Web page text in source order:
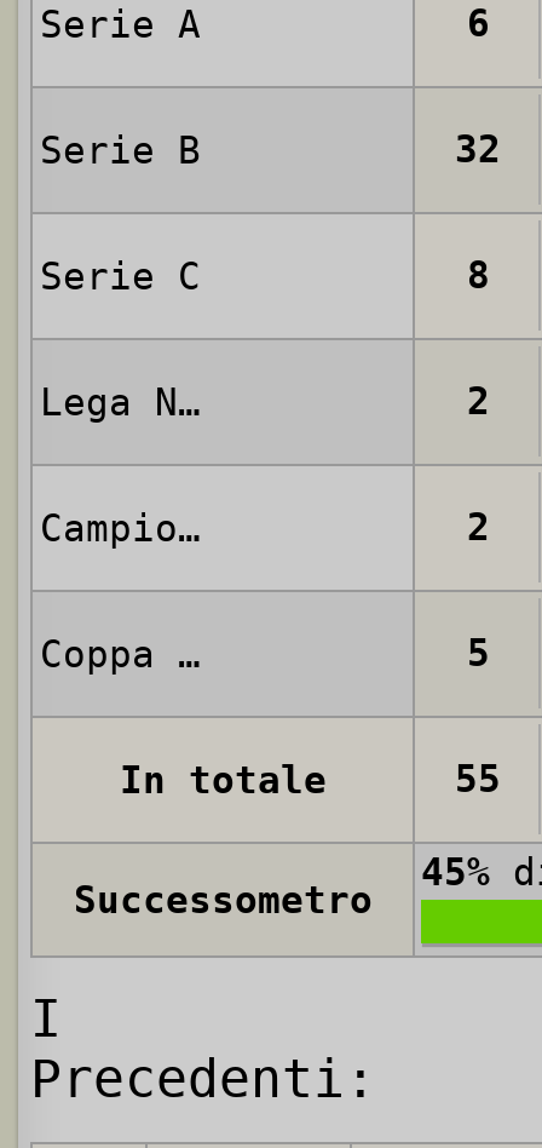
Serie A 6
Serie B 32
Serie C 8
Lega Nord 2
Campionato Alta Italia 2
Coppa Italia 5
In totale 55
Successometro
45%
I
Precedenti: